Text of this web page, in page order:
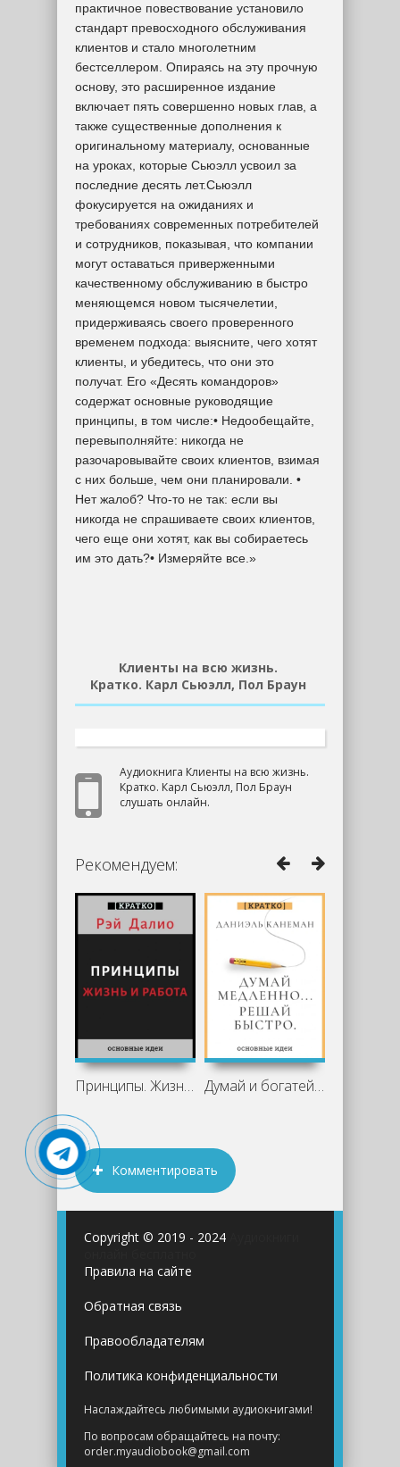
практичное повествование установило
стандарт превосходного обслуживания
клиентов и стало многолетним
бестселлером. Опираясь на эту прочную
основу, это расширенное издание
включает пять совершенно новых глав, а
также существенные дополнения к
оригинальному материалу, основанные
на уроках, которые Сьюэлл усвоил за
последние десять лет.Сьюэлл
фокусируется на ожиданиях и
требованиях современных потребителей
и сотрудников, показывая, что компании
могут оставаться приверженными
качественному обслуживанию в быстро
меняющемся новом тысячелетии,
придерживаясь своего проверенного
временем подхода: выясните, чего хотят
клиенты, и убедитесь, что они это
получат. Его «Десять командоров»
содержат основные руководящие
принципы, в том числе:• Недообещайте,
перевыполняйте: никогда не
разочаровывайте своих клиентов, взимая
с них больше, чем они планировали. •
Нет жалоб? Что-то не так: если вы
никогда не спрашиваете своих клиентов,
чего еще они хотят, как вы собираетесь
им это дать?• Измеряйте все.»
Клиенты на всю жизнь.
Кратко. Карл Сьюэлл, Пол Браун
Аудиокнига Клиенты на всю жизнь.
Кратко. Карл Сьюэлл, Пол Браун
слушать онлайн.
Рекомендуем:
Принципы. Жизнь и работа. Рэй Далио. Думай и богатей. Для тех, кто ценит
Комментировать
Copyright © 2019 - 2024
Правила на сайте
Обратная связь
Правообладателям
Политика конфиденциальности
Наслаждайтесь любимыми аудиокнигами!
По вопросам обращайтесь на почту:
order.myaudiobook@gmail.com